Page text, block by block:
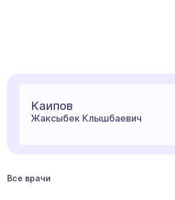
Каипов
Жаксыбек Клышбаевич
Все врачи